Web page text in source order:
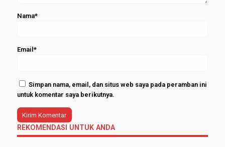
Nama*
Email*
Simpan nama, email, dan situs web saya pada peramban ini
untuk komentar saya berikutnya.
REKOMENDASI UNTUK ANDA